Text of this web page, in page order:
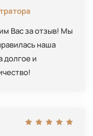
Вас за отзыв! Мы
наша
долгое и